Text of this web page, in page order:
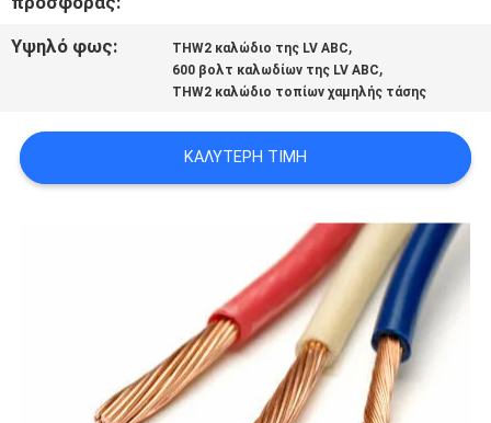
ΖΗΤΉΣΤΕ
ΑΠΌΣΠΑΣΜΑ
Υψηλό φως: THW2 καλώδιο της LV ABC,
600 βολτ καλωδίων της LV ABC,
THW2 καλώδιο τοπίων χαμηλής τάσης
ΚΑΛΎΤΕΡΗ ΤΙΜΉ